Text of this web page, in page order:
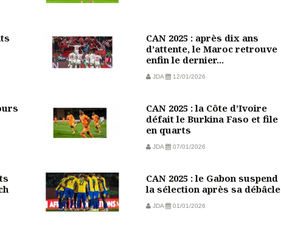
CAN 2025 : après dix ans
d’attente, le Maroc retrouve
enfin le dernier...
JDA 12/01/2026
CAN 2025 : la Côte d’Ivoire
défait le Burkina Faso et file
en quarts
JDA 07/01/2026
CAN 2025 : le Gabon suspend
la sélection après sa débâcle
JDA 01/01/2026